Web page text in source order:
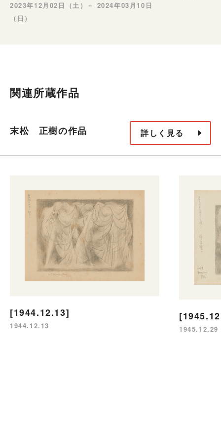
2023年12月02日（土）－ 2024年03月10日
（日）
関連所蔵作品
末松 正樹の作品 詳しく見る
[1944.12.13]
1944.12.13 1945.12.29